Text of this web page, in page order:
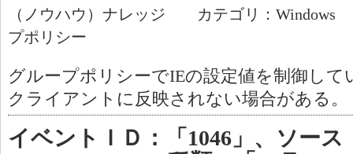
（ノウハウ）ナレッジ カテゴリ：Windows
プポリシー
グループポリシーでIEの設定値を制御し
クライアントに反映されない場合がある。
イベントＩＤ：「1046」、ソース